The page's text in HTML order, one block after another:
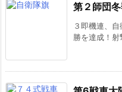
第２師団冬
３即機連、
勝を達成！